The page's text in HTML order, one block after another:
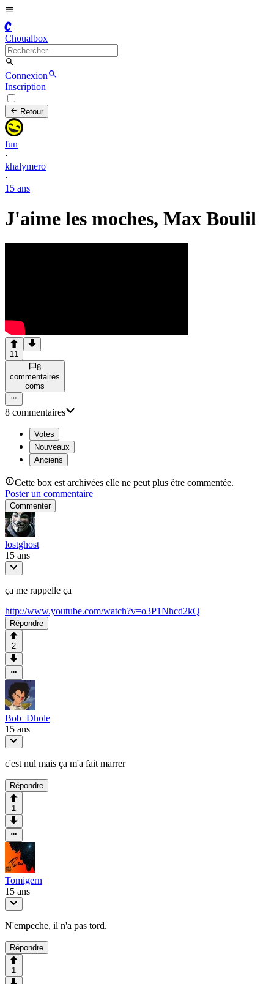
C
Choualbox
Connexion
Inscription
Retour
fun
·
khalymero
·
15 ans
J'aime les moches, Max Boulil
11
8
commentaires
coms
8 commentaires
Votes
Nouveaux
Anciens
Cette box est archivées elle ne peut plus être commentée.
Poster un commentaire
Commenter
lostghost
15 ans
ça me rappelle ça
http://www.youtube.com/watch?v=o3P1Nhcd2kQ
Répondre
2
Bob_Dhole
15 ans
c'est nul mais ça m'a fait marrer
Répondre
1
Tomigern
15 ans
N'empeche, il n'a pas tord.
Répondre
1